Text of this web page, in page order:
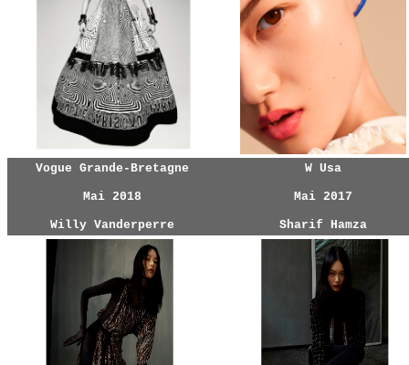
Vogue Grande-Bretagne
Mai 2018
Willy Vanderperre
W Usa
Mai 2017
Sharif Hamza